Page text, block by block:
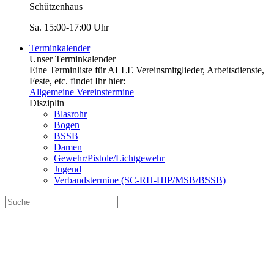
Schützenhaus
Sa. 15:00-17:00 Uhr
Terminkalender
Unser Terminkalender
Eine Terminliste für ALLE Vereinsmitglieder, Arbeitsdienste,
Feste, etc. findet Ihr hier:
Allgemeine Vereinstermine
Disziplin
Blasrohr
Bogen
BSSB
Damen
Gewehr/Pistole/Lichtgewehr
Jugend
Verbandstermine (SC-RH-HIP/MSB/BSSB)